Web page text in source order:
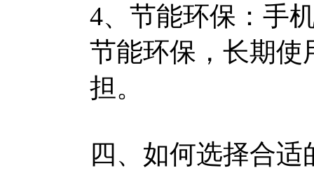
4、节能环保：手
节能环保，长期使
担。
四、如何选择合